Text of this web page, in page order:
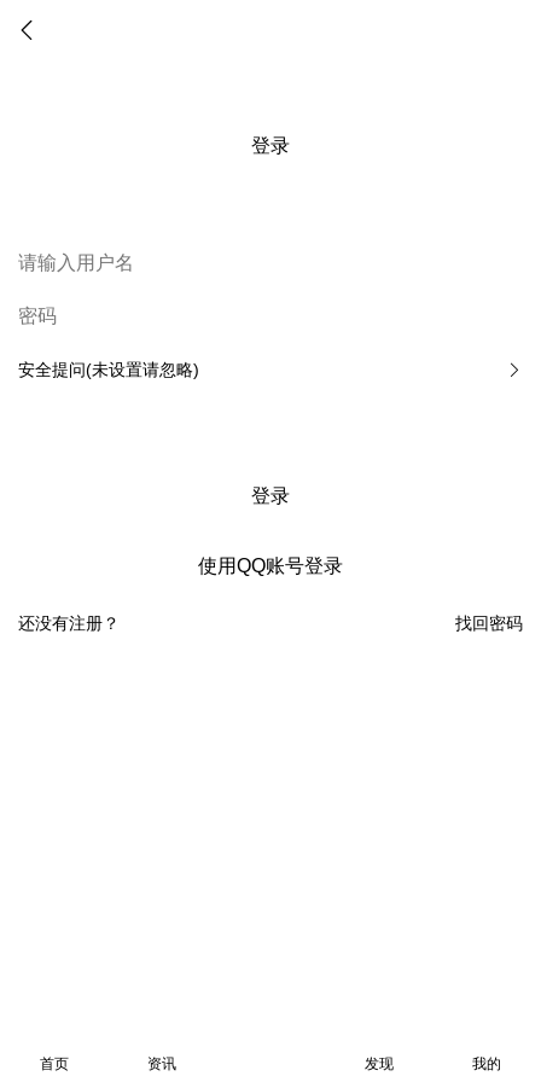
登录
安全提问(未设置请忽略)
登录
使用QQ账号登录
找回密码
还没有注册？
首页 资讯 发现 我的